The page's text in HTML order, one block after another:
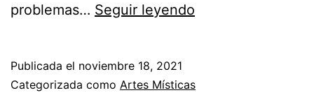
problemas… Seguir leyendo
de
Publicada el noviembre 18, 2021
Categorizada como Artes Místicas